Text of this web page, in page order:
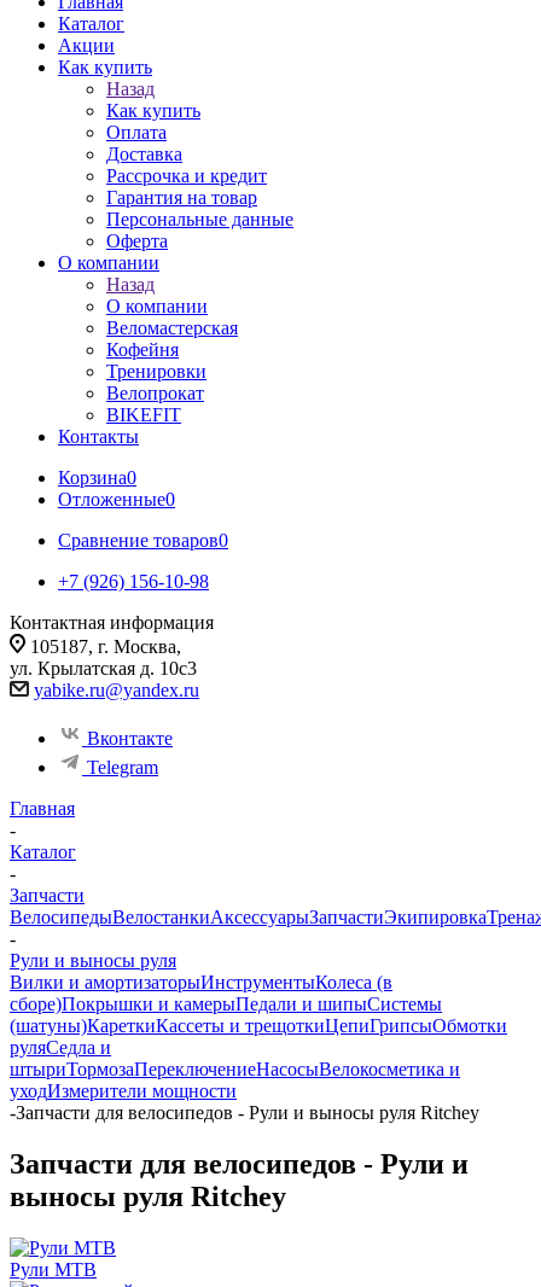
Каталог
Акции
Как купить
Назад
Как купить
Оплата
Доставка
Рассрочка и кредит
Гарантия на товар
Персональные данные
Оферта
О компании
Назад
О компании
Веломастерская
Кофейня
Тренировки
Велопрокат
BIKEFIT
Контакты
Корзина0
Отложенные0
Сравнение товаров0
+7 (926) 156-10-98
Контактная информация
105187, г. Москва,
ул. Крылатская д. 10с3
yabike.ru@yandex.ru
Вконтакте
Telegram
Главная
-
Каталог
-
Запчасти
ВелосипедыВелостанкиАксессуарыЗапчастиЭкипировка
-
Рули и выносы руля
Вилки и амортизаторыИнструментыКолеса (в
сборе)Покрышки и камерыПедали и шипыСистемы
(шатуны)КареткиКассеты и трещоткиЦепиГрипсыОбмотки
руляСедла и
штыриТормозаПереключениеНасосыВелокосметика и
уходИзмерители мощности
-Запчасти для велосипедов - Рули и выносы руля Ritchey
Запчасти для велосипедов - Рули и
выносы руля Ritchey
Рули MTB